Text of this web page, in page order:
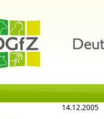
14.12.2005